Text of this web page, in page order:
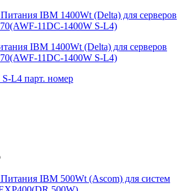
IBM 1400Wt (Delta) для серверов
11DC-1400W S-L4)
L4 парт. номер